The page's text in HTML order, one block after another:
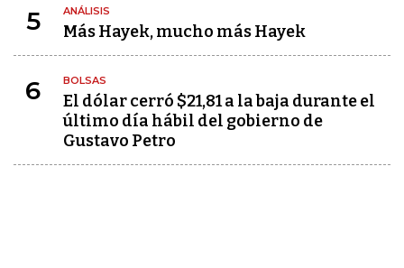
5 ANÁLISIS
Más Hayek, mucho más Hayek
6 BOLSAS
El dólar cerró $21,81 a la baja durante el
último día hábil del gobierno de
Gustavo Petro